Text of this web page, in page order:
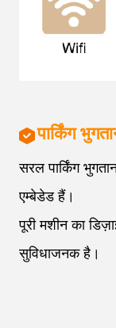
पार्किंग
सरल पार्किंग
एम्बेडेड हैं।
पूरी मशीन का
सुविधाजनक है।